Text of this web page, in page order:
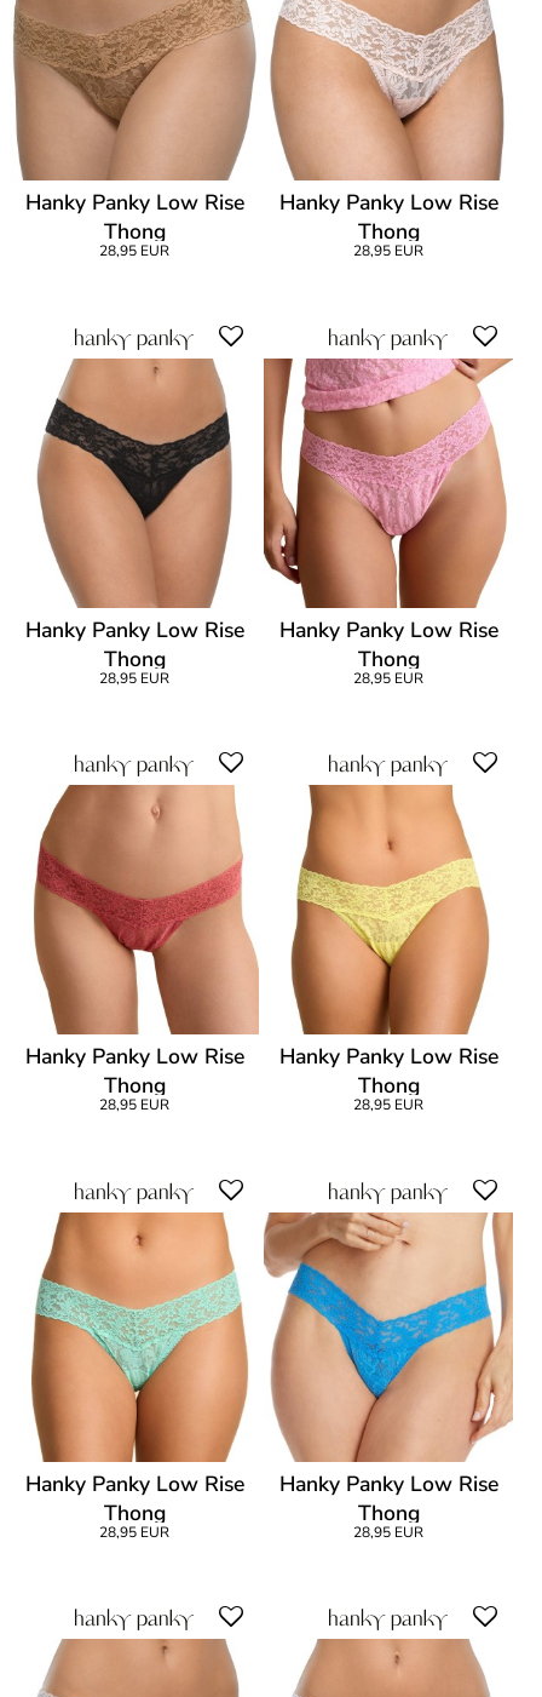
Hanky Panky Low Rise
Thong
28,95 EUR
Hanky Panky Low Rise
Thong
28,95 EUR
Hanky Panky Low Rise
Thong
28,95 EUR
Hanky Panky Low Rise
Thong
28,95 EUR
Hanky Panky Low Rise
Thong
28,95 EUR
Hanky Panky Low Rise
Thong
28,95 EUR
Hanky Panky Low Rise
Thong
28,95 EUR
Hanky Panky Low Rise
Thong
28,95 EUR